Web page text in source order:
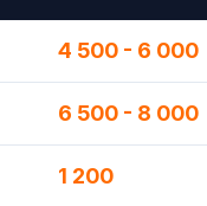
4 500 - 6 000
6 500 - 8 000
1 200